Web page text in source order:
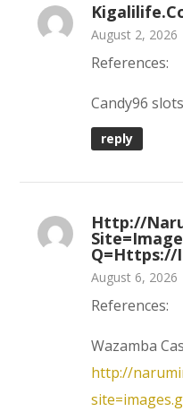
August 2, 2026
References:
Candy96 slots
reply
Http://
Q=https://
August 6, 2026
References:
Wazamba
http://